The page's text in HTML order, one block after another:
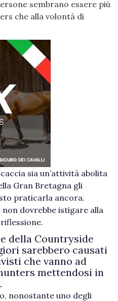
sembrano essere più
che alla volontà di
sia un’attività abolita
Gran Bretagna gli
praticarla ancora.
dovrebbe istigare alla
della Countryside
sarebbero causati
che vanno ad
mettendosi in
nonostante uno degli